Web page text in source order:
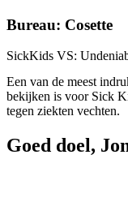
Bureau: Cosette
SickKids VS:
Een van de meest
bekijken is voor Sick
tegen ziekten vechten.
Goed doel,